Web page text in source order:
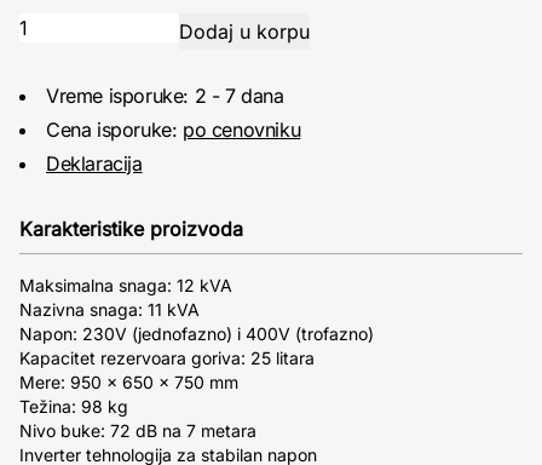
Vreme isporuke: 2 - 7 dana
Cena isporuke: po cenovniku
Deklaracija
Karakteristike proizvoda
Maksimalna snaga: 12 kVA
Nazivna snaga: 11 kVA
Napon: 230V (jednofazno) i 400V (trofazno)
Kapacitet rezervoara goriva: 25 litara
Mere: 950 x 650 x 750 mm
Težina: 98 kg
Nivo buke: 72 dB na 7 metara
Inverter tehnologija za stabilan napon